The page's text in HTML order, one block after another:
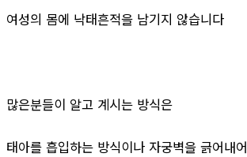
여성의 몸에 낙태흔적을 남기지 않습니다
많은분들이 알고 계시는 방식은
태아를 흡입하는 방식이나 자궁벽을 긁어내어